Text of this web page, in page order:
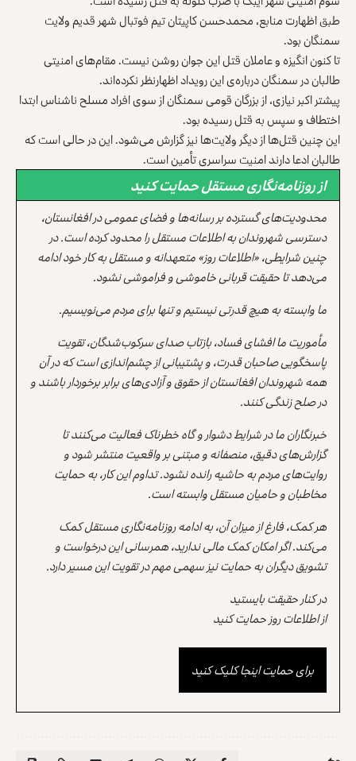
طبق اظهارت منابع، محمدحسن کاپیتان تیم فوتبال شهر قدیم ولایت
سمنگان بود.
تا کنون انگیزه و عاملان قتل این جوان روشن نیست. مقام‌های امنیتی
طالبان در سمنگان درباره‌ی این رویداد اظهارنظر نکرده‌اند.
پیشتر اکبر نیازی، از بزرگان قومی سمنگان از سوی افراد مسلح ناشناس ابتدا
اختطاف و سپس به قتل رسیده بود.
این چنین قتل‌ها از دیگر ولایت‌ها نیز گزارش می‌شود. این در حالی است که
طالبان ادعا دارند امنیت سراسری تأمین است.
از روزنامه‌نگاری مستقل حمایت کنید
محدودیت‌های گسترده بر رسانه‌ها و فضای عمومی در افغانستان،
دسترسی شهروندان به اطلاعات مستقل را محدود کرده است. در
چنین شرایطی، «اطلاعات روز» متعهدانه و مستقل به کار خود ادامه
می‌دهد تا حقیقت قربانی خاموشی و فراموشی نشود.
ما وابسته به هیچ قدرتی نیستیم و تنها برای مردم می‌نویسیم.
مأموریت ما افشای فساد، بازتاب صدای سرکوب‌شدگان، تقویت
پاسخگویی صاحبان قدرت، و پشتیبانی از چشم‌اندازی است که در آن
همه شهروندان افغانستان از حقوق و آزادی‌های برابر برخوردار باشند و
در صلح زندگی کنند.
خبرنگاران ما در شرایط دشوار و گاه خطرناک فعالیت می‌کنند تا
گزارش‌های دقیق، منصفانه و مبتنی بر واقعیت منتشر شود و
روایت‌های مردم به حاشیه رانده نشود. تداوم این کار، به حمایت
مخاطبان و حامیان مستقل وابسته است.
هر کمک، فارغ از میزان آن، به ادامه روزنامه‌نگاری مستقل کمک
می‌کند. اگر امکان کمک مالی ندارید، همرسانی این درخواست و
تشویق دیگران به حمایت نیز سهمی مهم در تقویت این مسیر دارد.
در کنار حقیقت بایستید
از اطلاعات روز حمایت کنید
برای حمایت اینجا کلیک کنید